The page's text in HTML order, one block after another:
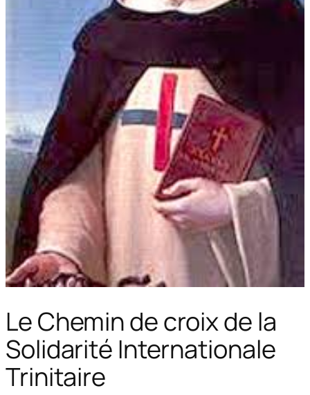
Le Chemin de croix de la
Solidarité Internationale
Trinitaire